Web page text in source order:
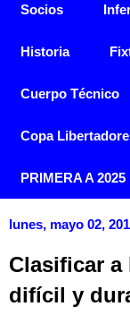
Socios
Historia
Cuerpo Técnico
Copa
PRIMERA A 2025
lunes, mayo 02,
Clasificar a
difícil y